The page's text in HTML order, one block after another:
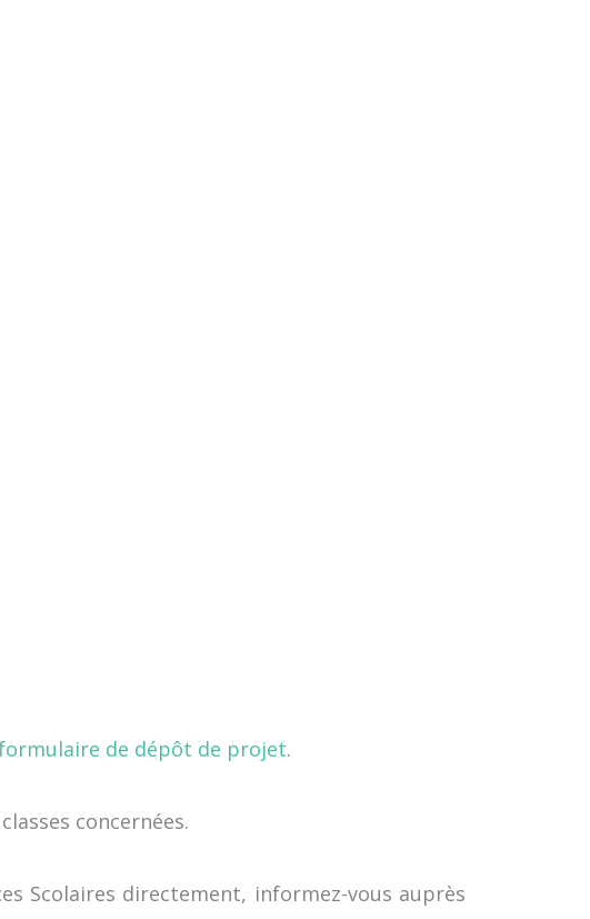
de dépôt de projet.
concernées.
Scolaires directement, informez-vous auprès